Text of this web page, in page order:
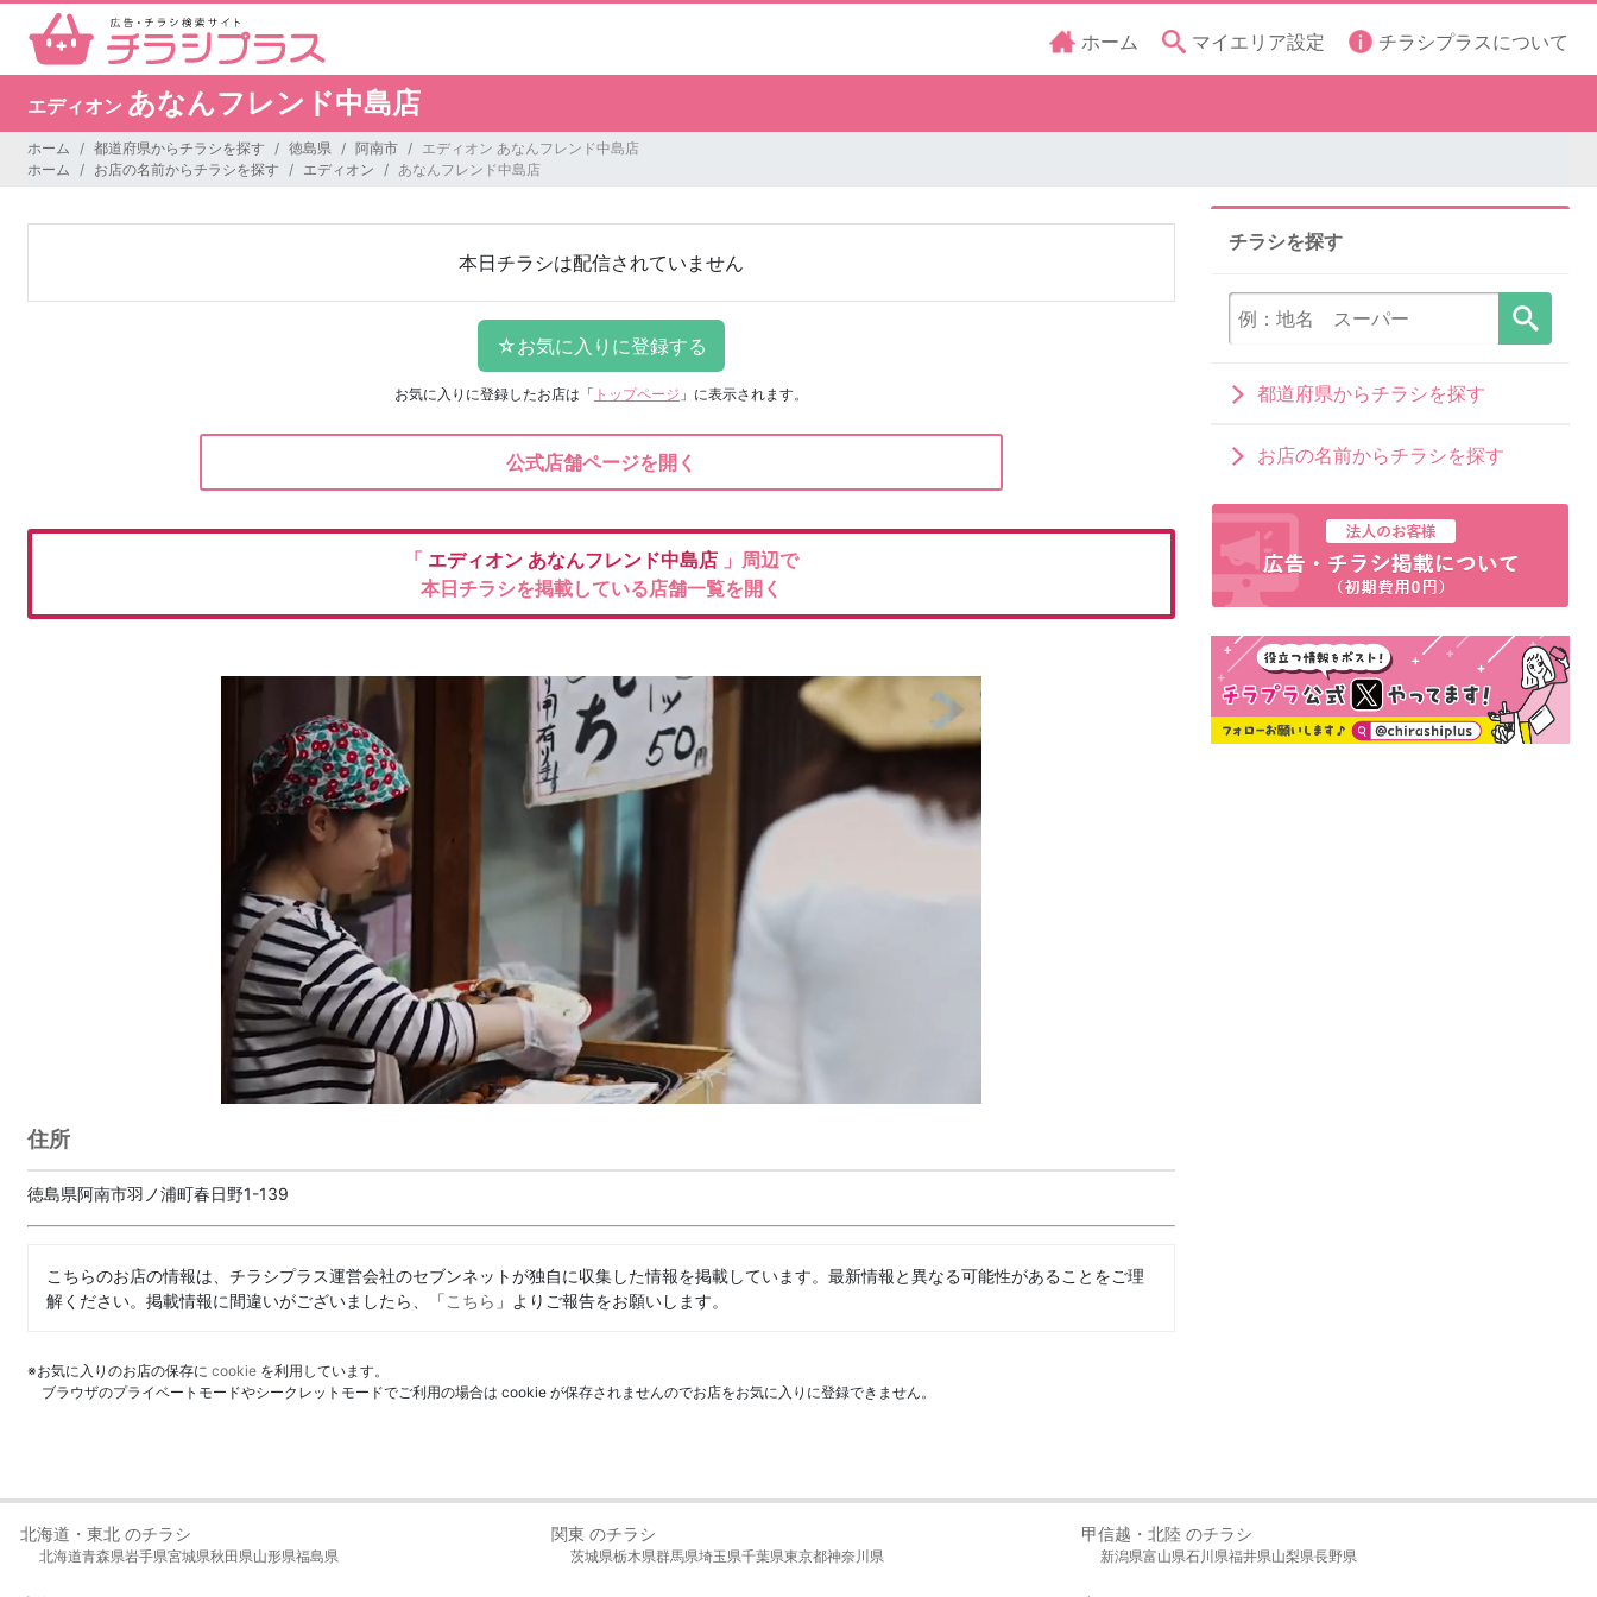
ホーム マイエリア設定 チラシプラスについて
エディオン あなんフレンド中島店
ホーム 都道府県からチラシを探す 徳島県 阿南市
エディオン あなんフレンド中島店
ホーム
お店の名前からチラシを探す エディオン あなんフレンド中島店
本日チラシは配信されていません
お気に入りに登録したお店は 「 トップページ 」に表示されます。
公式店舗ページを開く
「 エディオン あなんフレンド中島店 」周辺で
本日チラシを掲載している店舗一覧を開く
住所
徳島県阿南市羽ノ浦町春日野1-139
こちらのお店の情報は、チラシプラス運営会社のセブンネットが独自に収集した情報を掲載しています。最新情報と異なる可能性があることをご理
解ください。掲載情報に間違いがございましたら、「こちら 」よりご報告をお願いします。
※お気に入りのお店の保存に cookie を利用しています。
ブラウザのプライベートモードやシークレットモードでご利用の場合は cookie が保存されませんのでお店をお気に入りに登録できません。
チラシを探す
都道府県からチラシを探す
お店の名前からチラシを探す
北海道・東北 のチラシ
北海道青森県岩手県宮城県秋田県山形県福島県
関東 のチラシ
茨城県栃木県群馬県埼玉県千葉県東京都神奈川県
甲信越・北陸 のチラシ
新潟県富山県石川県福井県山梨県長野県